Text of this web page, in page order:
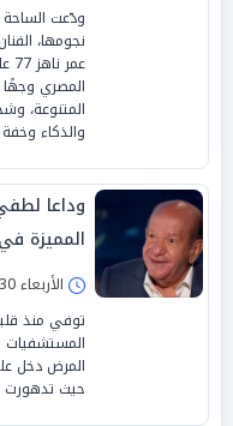
ودّعت الساحة
نجومها،
المصري وجهًا
المتنوعة،
والذكاء
وداعا
المميزة
الأربعاء 30/يوليو/2025 - 12:06 م
توفي منذ
المرض دخل
حيث تدهورت